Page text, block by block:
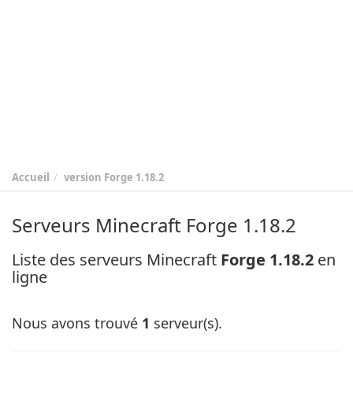
Accueil version Forge 1.18.2
Serveurs Minecraft Forge 1.18.2
Liste des serveurs Minecraft Forge 1.18.2 en
ligne
Nous avons trouvé 1 serveur(s).